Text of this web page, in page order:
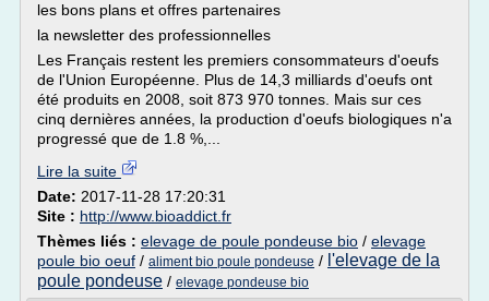
les bons plans et offres partenaires
la newsletter des professionnelles
Les Français restent les premiers consommateurs d'oeufs
de l'Union Européenne. Plus de 14,3 milliards d'oeufs ont
été produits en 2008, soit 873 970 tonnes. Mais sur ces
cinq dernières années, la production d'oeufs biologiques n'a
progressé que de 1.8 %,...
Lire la suite
Date: 2017-11-28 17:20:31
Site : http://www.bioaddict.fr
Thèmes liés : elevage de poule pondeuse bio / elevage
poule bio oeuf / aliment bio poule pondeuse / l'elevage de la
poule pondeuse / elevage pondeuse bio